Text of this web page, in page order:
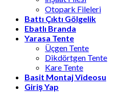
Otopark Fileleri
Battı Çıktı Gölgelik
Ebatlı Branda
Yarasa Tente
Üçgen Tente
Dikdörtgen Tente
Kare Tente
Basit Montaj Videosu
Giriş Yap